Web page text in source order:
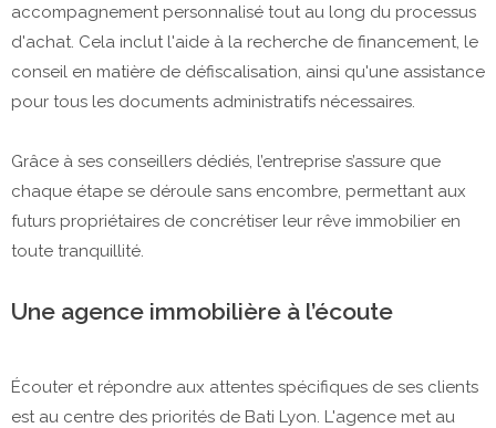
accompagnement personnalisé tout au long du processus
d'achat. Cela inclut l'aide à la recherche de financement, le
conseil en matière de défiscalisation, ainsi qu'une assistance
pour tous les documents administratifs nécessaires.
Grâce à ses conseillers dédiés, l’entreprise s’assure que
chaque étape se déroule sans encombre, permettant aux
futurs propriétaires de concrétiser leur rêve immobilier en
toute tranquillité.
Une agence immobilière à l’écoute
Écouter et répondre aux attentes spécifiques de ses clients
est au centre des priorités de Bati Lyon. L'agence met au